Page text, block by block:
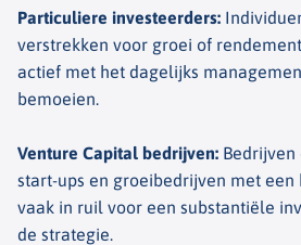
Particuliere investeerders:
verstrekken voor groei of
actief met het dagelijks
bemoeien.
Venture Capital bedrijven: Bedrijven
start-ups en groeibedrijven met
vaak in ruil voor een substantiële
de strategie.